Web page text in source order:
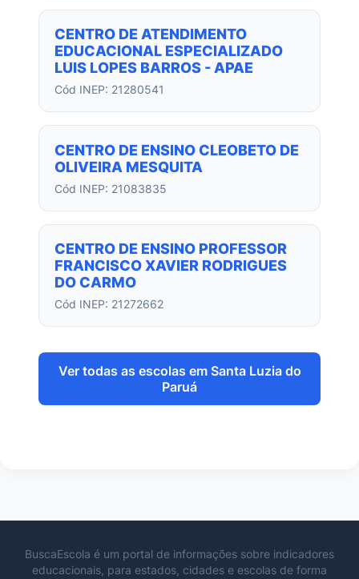
CENTRO DE ATENDIMENTO
EDUCACIONAL ESPECIALIZADO
LUIS LOPES BARROS - APAE
Cód INEP: 21280541
CENTRO DE ENSINO CLEOBETO DE
OLIVEIRA MESQUITA
Cód INEP: 21083835
CENTRO DE ENSINO PROFESSOR
FRANCISCO XAVIER RODRIGUES
DO CARMO
Cód INEP: 21272662
Ver todas as escolas em Santa Luzia do
Paruá
BuscaEscola é um portal de informações sobre indicadores
educacionais, para estados, cidades e escolas de forma